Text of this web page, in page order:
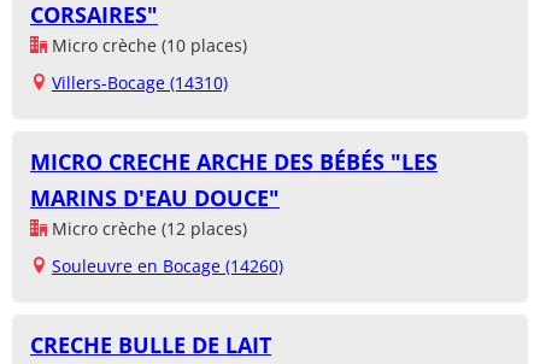
CORSAIRES"
Micro crèche (10 places)
Villers-Bocage (14310)
MICRO CRECHE ARCHE DES BÉBÉS "LES
MARINS D'EAU DOUCE"
Micro crèche (12 places)
Souleuvre en Bocage (14260)
CRECHE BULLE DE LAIT